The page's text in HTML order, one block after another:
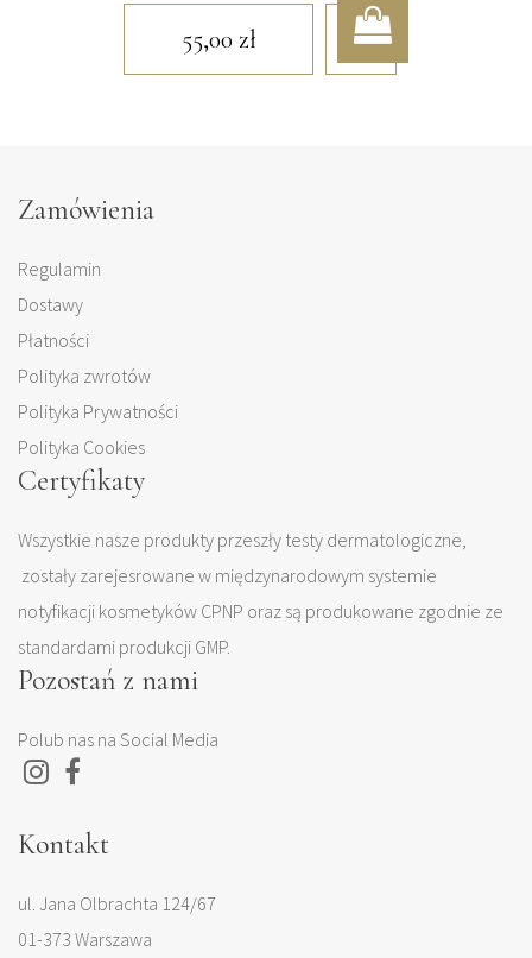
55,00 zł
Zamówienia
Regulamin
Dostawy
Płatności
Polityka zwrotów
Polityka Prywatności
Polityka Cookies
Certyfikaty
Wszystkie nasze produkty przeszły testy dermatologiczne,
zostały zarejesrowane w międzynarodowym systemie
notyfikacji kosmetyków CPNP oraz są produkowane zgodnie ze
standardami produkcji GMP.
Pozostań z nami
Polub nas na Social Media
Kontakt
ul. Jana Olbrachta 124/67
01-373 Warszawa